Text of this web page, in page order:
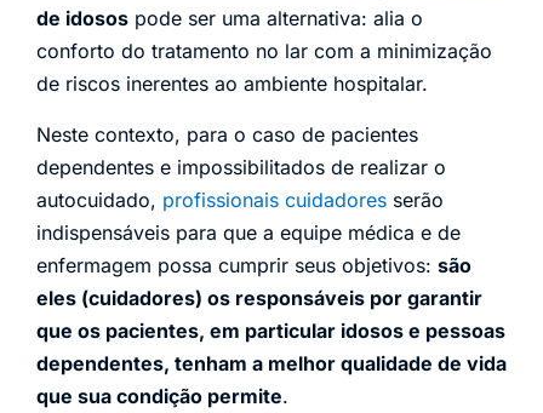
de idosos pode ser uma alternativa: alia o
conforto do tratamento no lar com a minimização
de riscos inerentes ao ambiente hospitalar.
Neste contexto, para o caso de pacientes
dependentes e impossibilitados de realizar o
autocuidado, profissionais cuidadores serão
indispensáveis para que a equipe médica e de
enfermagem possa cumprir seus objetivos: são
eles (cuidadores) os responsáveis por garantir
que os pacientes, em particular idosos e pessoas
dependentes, tenham a melhor qualidade de vida
que sua condição permite.